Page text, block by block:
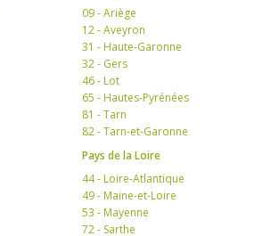
09 - Ariège
12 - Aveyron
31 - Haute-Garonne
32 - Gers
46 - Lot
65 - Hautes-Pyrénées
81 - Tarn
82 - Tarn-et-Garonne
Pays de la Loire
44 - Loire-Atlantique
49 - Maine-et-Loire
53 - Mayenne
72 - Sarthe